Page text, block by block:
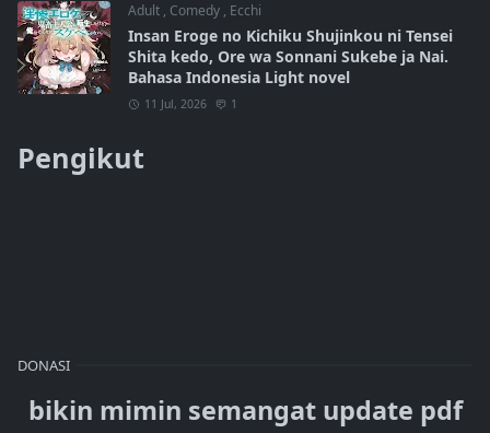
Adult , Comedy , Ecchi
Insan Eroge no Kichiku Shujinkou ni Tensei
Shita kedo, Ore wa Sonnani Sukebe ja Nai.
Bahasa Indonesia Light novel
11 Jul, 2026 1
Pengikut
DONASI
bikin mimin semangat update pdf